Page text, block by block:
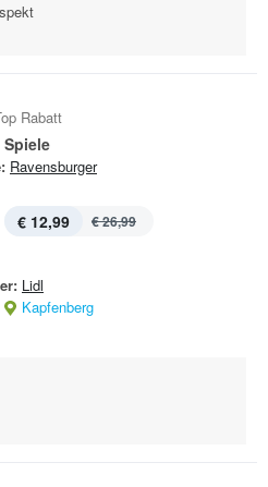
Rabatt
Ravensburger
€ 12,99 € 26,99
Lidl
Kapfenberg